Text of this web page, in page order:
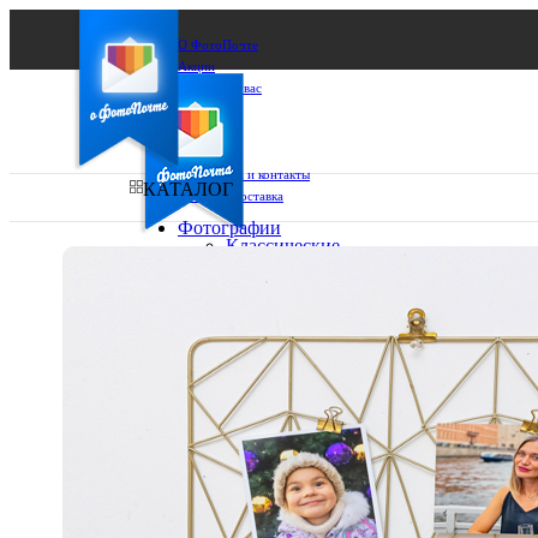
О ФотоПочте
Акции
Сделаем за вас
Бизнесу
FAQ
Франшиза
Поддержка и контакты
Оплата и доставка
Выберите из списка:
КАТАЛОГ
Фотографии
Классические
15х15
15х20
20х30
30х30
30х40
А4
Фото
в